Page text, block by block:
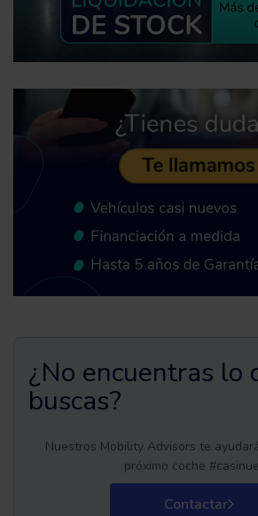
¿No encuentras lo
buscas?
Nuestros Mobility Advisors te
próximo coche
Contactar